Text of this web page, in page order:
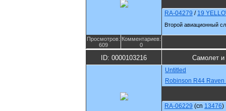
RA-04279 / 19
Второй авиационный
Просмотров:
609
Комментариев:
0
ID: 0000103216 Самолет и
Untitled
Robinson R44 Raven
RA-06229 (cn 13476)